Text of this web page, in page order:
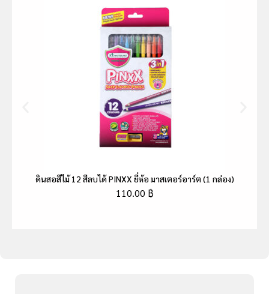
ดินสอสีไม้ 12 สีลบได้ PINXX ยี่ห้อ มาสเตอร์อาร์ต (1 กล่อง)
110.00 ฿